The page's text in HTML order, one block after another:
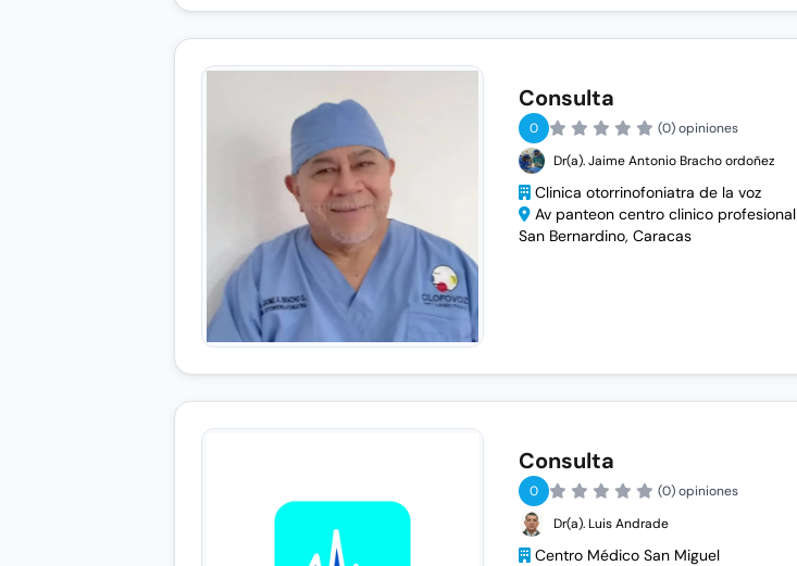
Consulta
0
(0) opiniones
Dr(a). Jaime Antonio Bracho ordoñez
Clinica otorrinofoniatra de la voz
Av panteon centro clinico
San Bernardino, Caracas
Consulta
0
(0) opiniones
Dr(a). Luis Andrade
Centro Médico San Miguel